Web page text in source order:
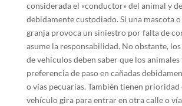
considerada el «conductor» del animal y
debidamente custodiado. Si una mascota
granja provoca un siniestro por falta de
asume la responsabilidad. No obstante,
de vehículos deben saber que los animales
preferencia de paso en cañadas
o vías pecuarias. También tienen prioridad
vehículo gira para entrar en otra calle o